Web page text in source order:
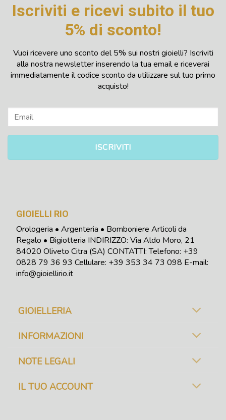
Iscriviti e ricevi subito il tuo
5% di sconto!
Vuoi ricevere uno sconto del 5% sui nostri gioielli? Iscriviti
alla nostra newsletter inserendo la tua email e riceverai
immediatamente il codice sconto da utilizzare sul tuo primo
acquisto!
GIOIELLI RIO
Orologeria • Argenteria • Bomboniere Articoli da
Regalo • Bigiotteria INDIRIZZO: Via Aldo Moro, 21
84020 Oliveto Citra (SA) CONTATTI: Telefono: +39
0828 79 36 93 Cellulare: +39 353 34 73 098 E-mail:
info@gioiellirio.it
GIOIELLERIA
INFORMAZIONI
NOTE LEGALI
IL TUO ACCOUNT